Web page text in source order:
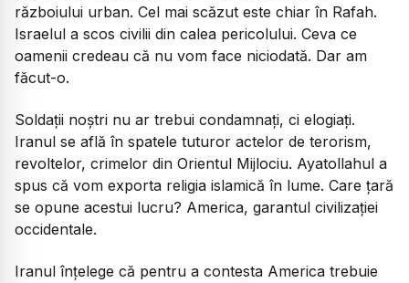
războiului urban. Cel mai scăzut este chiar în Rafah.
Israelul a scos civilii din calea pericolului. Ceva ce
oamenii credeau că nu vom face niciodată. Dar am
făcut-o.
Soldații noștri nu ar trebui condamnați, ci elogiați.
Iranul se află în spatele tuturor actelor de terorism,
revoltelor, crimelor din Orientul Mijlociu. Ayatollahul a
spus că vom exporta religia islamică în lume. Care țară
se opune acestui lucru? America, garantul civilizației
occidentale.
Iranul înțelege că pentru a contesta America trebuie